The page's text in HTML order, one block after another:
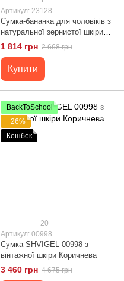
Артикул: 23128
Сумка-бананка для чоловіків з
натуральної зернистої шкіри
Shvigel 23128 Коричневий
1 814 грн 2 668 грн
Купити
BackToSchool
−26%
Кешбек
20
Артикул: 00998
Сумка SHVIGEL 00998 з
вінтажної шкіри Коричнева
3 460 грн 4 675 грн